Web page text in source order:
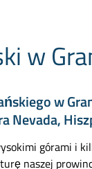
w
w
Nevada,
górami i
naszej